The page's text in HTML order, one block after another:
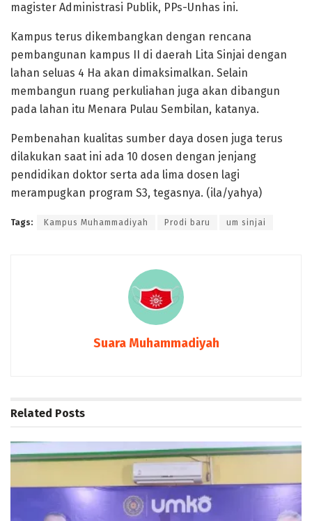
magister Administrasi Publik, PPs-Unhas ini.
Kampus terus dikembangkan dengan rencana
pembangunan kampus II di daerah Lita Sinjai dengan
lahan seluas 4 Ha akan dimaksimalkan. Selain
membangun ruang perkuliahan juga akan dibangun
pada lahan itu Menara Pulau Sembilan, katanya.
Pembenahan kualitas sumber daya dosen juga terus
dilakukan saat ini ada 10 dosen dengan jenjang
pendidikan doktor serta ada lima dosen lagi
merampugkan program S3, tegasnya. (ila/yahya)
Tags: Kampus Muhammadiyah Prodi baru um sinjai
Suara Muhammadiyah
Related Posts